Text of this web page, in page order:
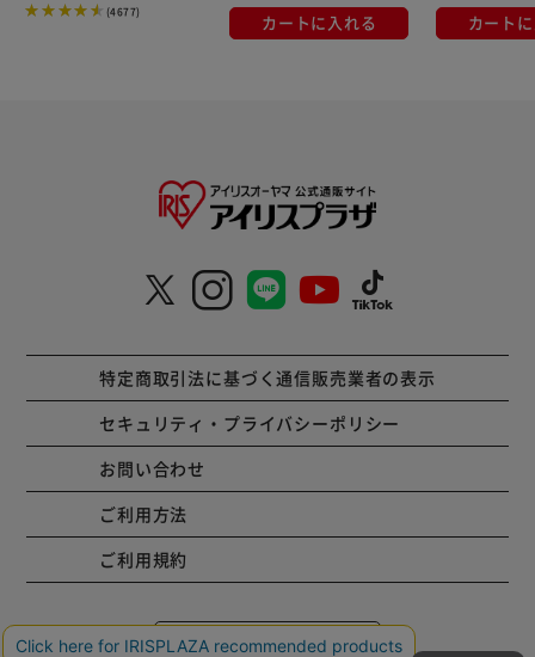
(4677) カートに入れる カート
特定商取引法に基づく通信販売業者の表示
セキュリティ・プライバシーポリシー
お問い合わせ
ご利用方法
ご利用規約
コーポレートサイト